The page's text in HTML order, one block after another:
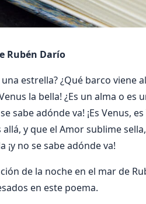
Rubén Darío
estrella? ¿Qué barco viene
la bella! ¿Es un alma o es
sabe adónde va! ¡Es Venus,
y que el Amor sublime
¡y no se sabe adónde va!
de la noche en el mar de
en este poema.